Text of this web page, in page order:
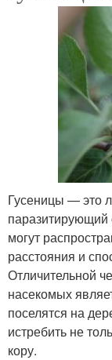
Гусеницы — это
паразитирующий
могут
расстояния и
Отличительной
насекомых
поселятся на
истребить не
кору.